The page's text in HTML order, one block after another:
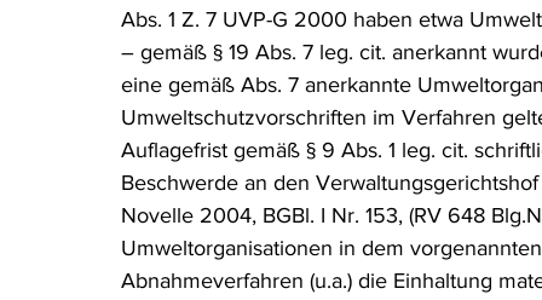
Abs. 1 Z. 7 UVP-G 2000 haben etwa
– gemäß § 19 Abs. 7 leg. cit. anerkannt
eine gemäß Abs. 7 anerkannte
Umweltschutzvorschriften im Verfahren
Auflagefrist gemäß § 9 Abs. 1 leg. cit.
Beschwerde an den
Novelle 2004, BGBl. I Nr. 153, (RV 648
Umweltorganisationen in dem
Abnahmeverfahren (u.a.) die Einhaltung